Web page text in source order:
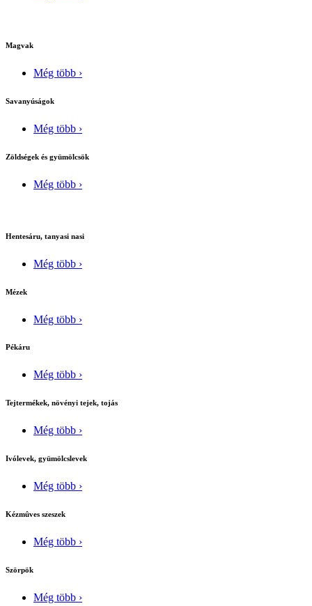
Magvak
Még több ›
Savanyúságok
Még több ›
Zöldségek és gyümölcsök
Még több ›
Hentesáru, tanyasi nasi
Még több ›
Mézek
Még több ›
Pékáru
Még több ›
Tejtermékek, növényi tejek, tojás
Még több ›
Ivólevek, gyümölcslevek
Még több ›
Kézmûves szeszek
Még több ›
Szörpök
Még több ›